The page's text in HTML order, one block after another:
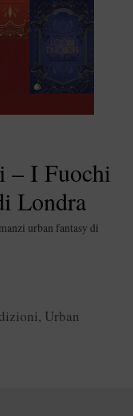
– I Fuochi
Londra
urban fantasy di
, Urban